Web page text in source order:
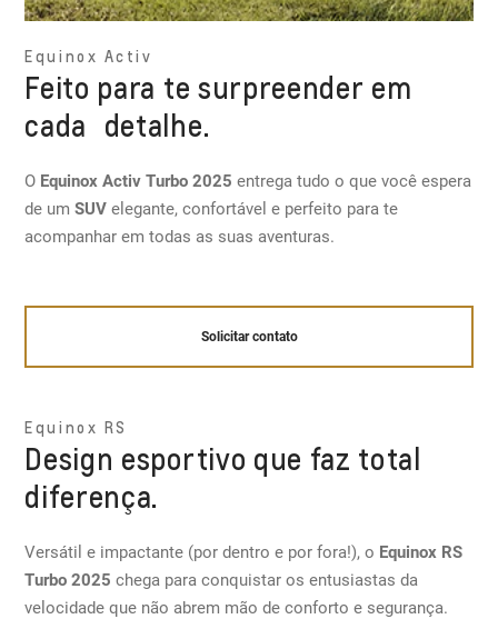
Equinox Activ
Feito para te surpreender em
cada detalhe.
O Equinox Activ Turbo 2025 entrega tudo o que você espera
de umSUV elegante, confortável e perfeito para te
acompanhar em todas as suas aventuras.
Solicitar contato
Equinox RS
Design esportivo que faz total
diferença.
Versátil e impactante (por dentro e por fora!), o Equinox RS
Turbo 2025 chega para conquistar os entusiastas da
velocidade que não abrem mão de conforto e segurança.